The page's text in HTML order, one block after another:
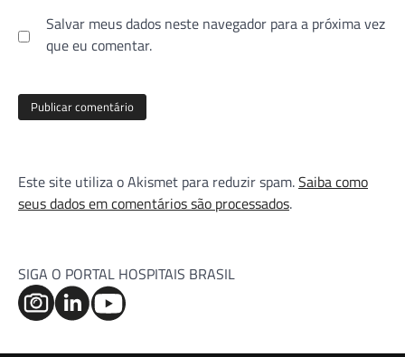
Salvar meus dados neste navegador para a próxima vez
que eu comentar.
Este site utiliza o Akismet para reduzir spam.Saiba como
seus dados em comentários são processados.
SIGA O PORTAL HOSPITAIS BRASIL